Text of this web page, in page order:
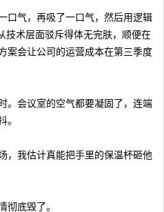
气，再吸了一口气，然后用逻辑
技术层面驳斥得体无完肤，顺便在
案会让公司的运营成本在第三季度
会议室的空气都要凝固了，连端
。
我估计真能把手里的保温杯砸他
底毁了。